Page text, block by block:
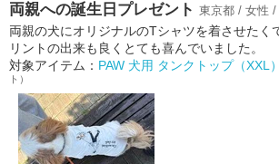
両親への誕生日プレゼント 東京都 / 女性 /
両親の犬にオリジナルのTシャツを着させたく
リントの出来も良くとても喜んでいました。
対象アイテム： PAW 犬用 タンクトップ（XXL）
ト）